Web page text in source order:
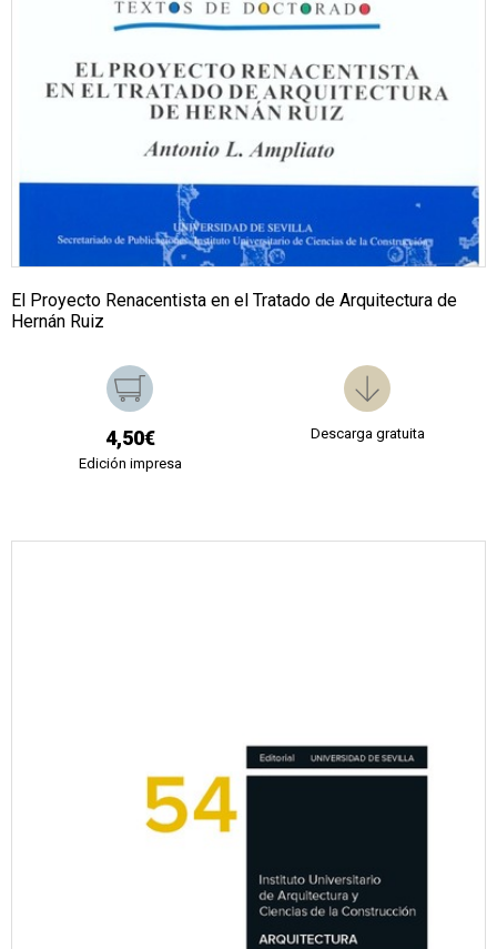
El Proyecto Renacentista en el Tratado de Arquitectura de
Hernán Ruiz
4,50€
Edición impresa
Descarga gratuita